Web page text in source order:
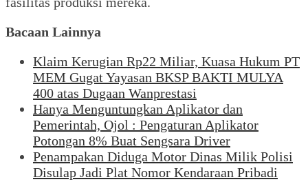
Bacaan Lainnya
Klaim Kerugian Rp22 Miliar, Kuasa Hukum PT
MEM Gugat Yayasan BKSP BAKTI MULYA
400 atas Dugaan Wanprestasi
Hanya Menguntungkan Aplikator dan
Pemerintah, Ojol : Pengaturan Aplikator
Potongan 8% Buat Sengsara Driver
Penampakan Diduga Motor Dinas Milik Polisi
Disulap Jadi Plat Nomor Kendaraan Pribadi